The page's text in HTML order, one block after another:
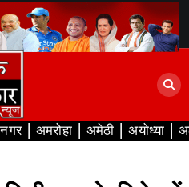
अमरोहा अमेठी अयोध्या